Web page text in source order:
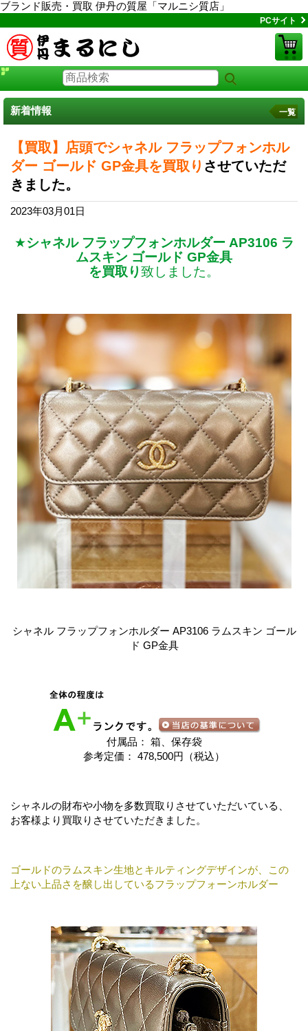
ブランド販売・買取 伊丹の質屋「マルニシ質店」
PCサイト
新着情報 一覧
【買取】店頭でシャネル フラップフォンホル
ダー ゴールド GP金具を買取り させていただ
きました。
2023年03月01日
★シャネル フラップフォンホルダー AP3106 ラ
ムスキン ゴールド GP金具
を買取り致しました。
シャネル フラップフォンホルダー AP3106 ラムスキン ゴール
ド GP金具
付属品： 箱、保存袋
参考定価： 478,500円（税込）
シャネルの財布や小物を多数買取りさせていただいている、
お客様より買取りさせていただきました。
ゴールドのラムスキン生地とキルティングデザインが、この
上ない上品さを醸し出しているフラップフォーンホルダー